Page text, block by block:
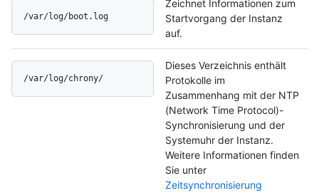
/var/log/boot.log
Zeichnet Informationen zum
Startvorgang der Instanz
auf.
/var/log/chrony/
Dieses Verzeichnis enthält
Protokolle im
Zusammenhang mit der NTP
(Network Time Protocol)-
Synchronisierung und der
Systemuhr der Instanz.
Weitere Informationen finden
Sie unter
Zeitsynchronisierung